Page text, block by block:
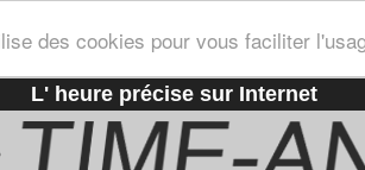
des cookies pour vous faciliter
L' heure précise sur Internet